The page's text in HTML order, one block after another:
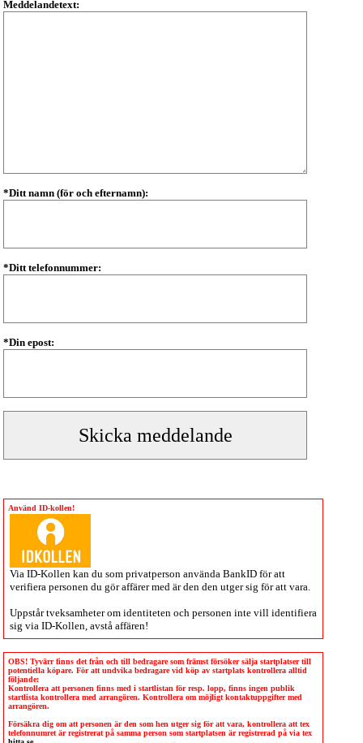
Meddelandetext:
*Ditt namn (för och efternamn):
*Ditt telefonnummer:
*Din epost:
Använd ID-kollen!
Via ID-Kollen kan du som privatperson använda BankID för att
verifiera personen du gör affärer med är den den utger sig för att vara.
Uppstår tveksamheter om identiteten och personen inte vill identifiera
sig via ID-Kollen , avstå affären!
OBS! Tyvärr finns det från och till bedragare som främst försöker sälja startplatser till
potentiella köpare. För att undvika bedragare vid köp av startplats kontrollera alltid
följande:
Kontrollera att personen finns med i startlistan för resp. lopp, finns ingen publik
startlista kontrollera med arrangören. Kontrollera om möjligt kontaktuppgifter med
arrangören.
Försäkra dig om att personen är den som hen utger sig för att vara, kontrollera att tex
telefonnumret är registrerat på samma person som startplatsen är registrerad på via tex